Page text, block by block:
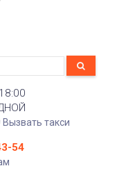
Вызвать такси
54